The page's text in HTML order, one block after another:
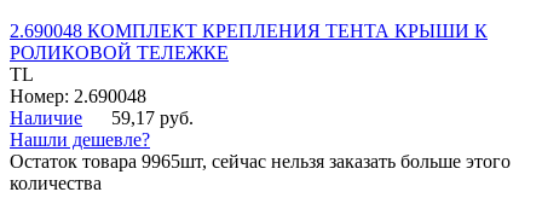
2.690048 КОМПЛЕКТ КРЕПЛЕНИЯ ТЕНТА КРЫШИ К
РОЛИКОВОЙ ТЕЛЕЖКЕ
TL
Номер: 2.690048
Наличие
59,17 руб.
Нашли дешевле?
Остаток товара 9965шт, сейчас нельзя заказать больше этого
количества